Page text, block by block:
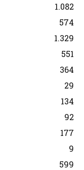
1.082
574
1.329
551
364
29
134
92
177
9
599